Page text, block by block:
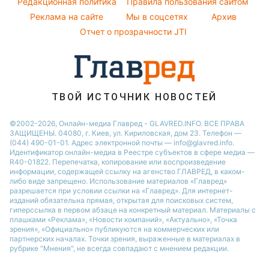
Кейт Миддлтон
Алла Пугачева
Пылевая буря
Реклама на сайте
Мы в соцсетях
Архив
Отчет о прозрачности JTI
ТВОЙ ИСТОЧНИК НОВОСТЕЙ
©2002-2026, Онлайн-медиа Главред - GLAVRED.INFO. ВСЕ ПРАВА
ЗАЩИЩЕНЫ. 04080, г. Киев, ул. Кириловская, дом 23. Телефон —
(044) 490-01-01. Адрес электронной почты — info@glavred.info.
Идентификатор онлайн-медиа в Реестре cубъектов в сфере медиа —
R40-01822. Перепечатка, копирование или воспроизведение
информации, содержащей ссылку на агенство ГЛАВРЕД, в каком-
либо виде запрещено. Использование материалов «Главред»
разрешается при условии ссылки на «Главред». Для интернет-
изданий обязательна прямая, открытая для поисковых систем,
гиперссылка в первом абзаце на конкретный материал. Материалы с
плашками «Реклама», «Новости компаний», «Актуально», «Точка
зрения», «Официально» публикуются на коммерческих или
партнерских началах. Точки зрения, выраженные в материалах в
рубрике "Мнения", не всегда совпадают с мнением редакции.